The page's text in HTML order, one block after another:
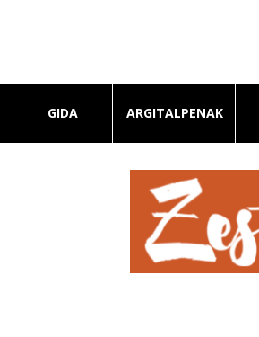
GIDA ARGITALPENAK